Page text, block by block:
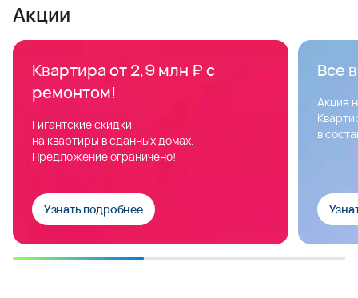
Акции
Квартира от 2,9 млн ₽ с
ремонтом!
Гигантские скидки
на квартиры в сданных домах.
Предложение ограничено!
Узнать подробнее
Все
Акция
в